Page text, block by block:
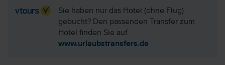
Sie haben nur das Hotel (ohne Flug)
gebucht? Den passenden Transfer zum
Hotel finden Sie auf
www.urlaubstransfers.de